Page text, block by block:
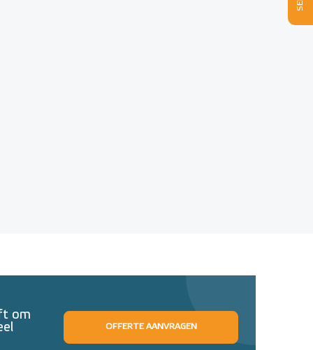
om
OFFERTE AANVRAGEN